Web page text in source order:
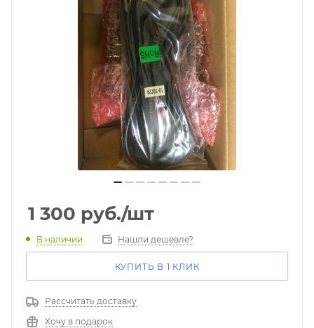
1 300 руб./шт
В наличии Нашли дешевле?
КУПИТЬ В 1 КЛИК
Рассчитать доставку
Хочу в подарок